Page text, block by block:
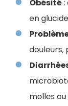
Obésité:
en
douleurs,
molles ou